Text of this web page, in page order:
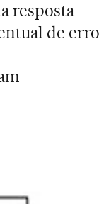
resposta
de erro